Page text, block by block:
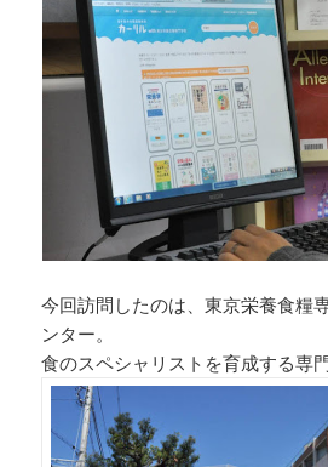
今回訪問したのは、東京栄養食糧
ンター。
食のスペシャリストを育成する専